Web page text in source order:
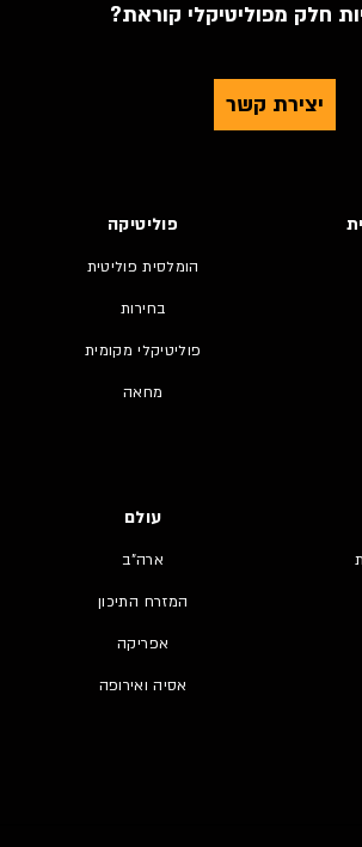
חלק מפוליטיקלי קוראת?
יצירת קשר
פוליטיקה
הומלסית פוליטית
בחירות
פוליטיקלי מקומית
מחאה
עולם
ארה"ב
המזרח התיכון
אפריקה
אסיה ואירופה